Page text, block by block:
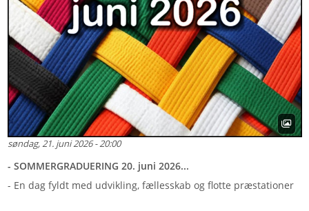
søndag, 21. juni 2026 - 20:00
- SOMMERGRADUERING 20. juni 2026...
- En dag fyldt med udvikling, fællesskab og flotte præstationer